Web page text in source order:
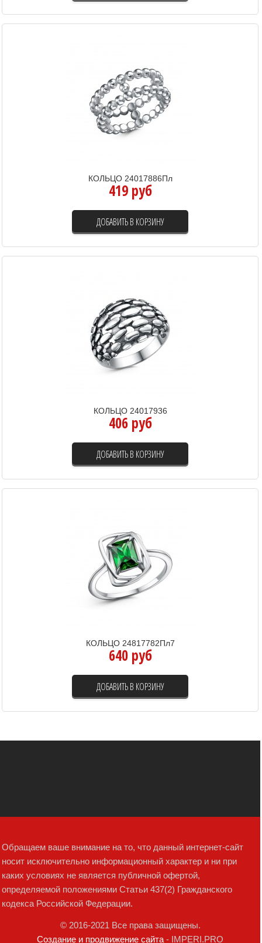
КОЛЬЦО 24017886Пл
419 руб
ДОБАВИТЬ В КОРЗИНУ
КОЛЬЦО 24017936
406 руб
ДОБАВИТЬ В КОРЗИНУ
КОЛЬЦО 24817782Пл7
640 руб
ДОБАВИТЬ В КОРЗИНУ
Обращаем ваше внимание на то, что данный интернет-сайт
носит исключительно информационный характер и ни при
каких условиях не является публичной офертой,
определяемой положениями Статьи 437(2) Гражданского
кодекса Российской Федерации.
© 2016-2021 Все права защищены.
Создание и продвижение сайта - IMPERI.PRO